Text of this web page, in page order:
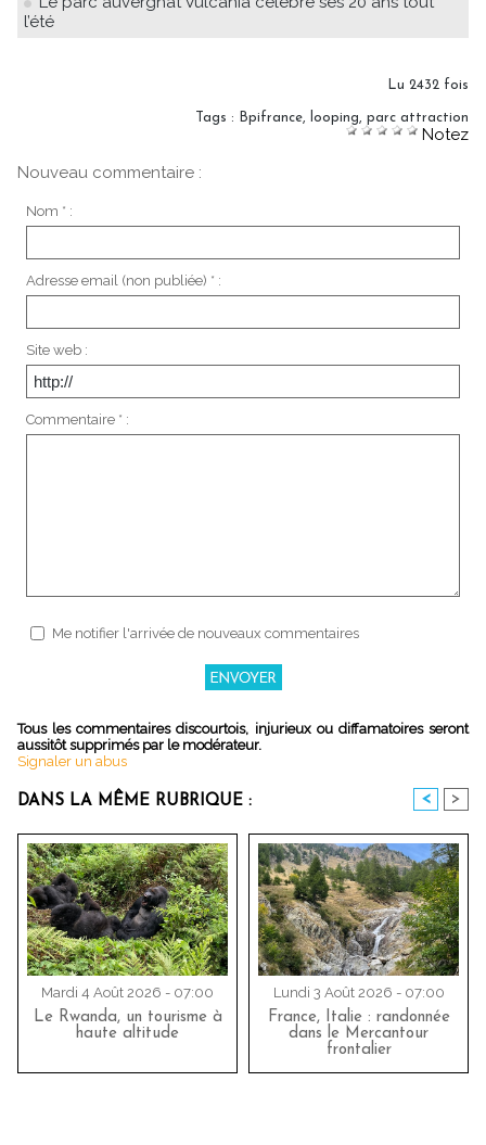
l’été
Lu 2432 fois
Tags : Bpifrance, looping, parc attraction
Notez
Nouveau commentaire :
Nom * :
Adresse email (non publiée) * :
Site web :
Commentaire * :
Me notifier l'arrivée de nouveaux commentaires
Tous les commentaires discourtois, injurieux ou diffamatoires seront
aussitôt supprimés par le modérateur.
Signaler un abus
DANS LA MÊME RUBRIQUE : < >
Mardi 4 Août 2026 - 07:00
Le Rwanda, un tourisme à
haute altitude
Lundi 3 Août 2026 - 07:00
France, Italie : randonnée
dans le Mercantour
frontalier